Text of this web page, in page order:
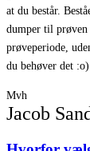
at du består.
dumper til
prøveperiode,
du behøver det :o)
Mvh
Jacob